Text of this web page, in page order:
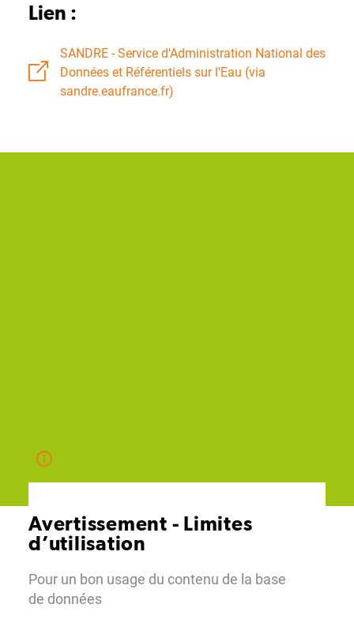
Lien :
SANDRE - Service d'Administration National des
Données et Référentiels sur l'Eau (via
sandre.eaufrance.fr)
Avertissement - Limites
d’utilisation
Pour un bon usage du contenu de la base
de données